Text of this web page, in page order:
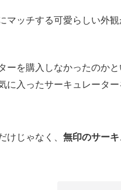
マッチする可愛らしい外観
ーを購入しなかったのかと
に入ったサーキュレーター
けじゃなく、 無印のサー